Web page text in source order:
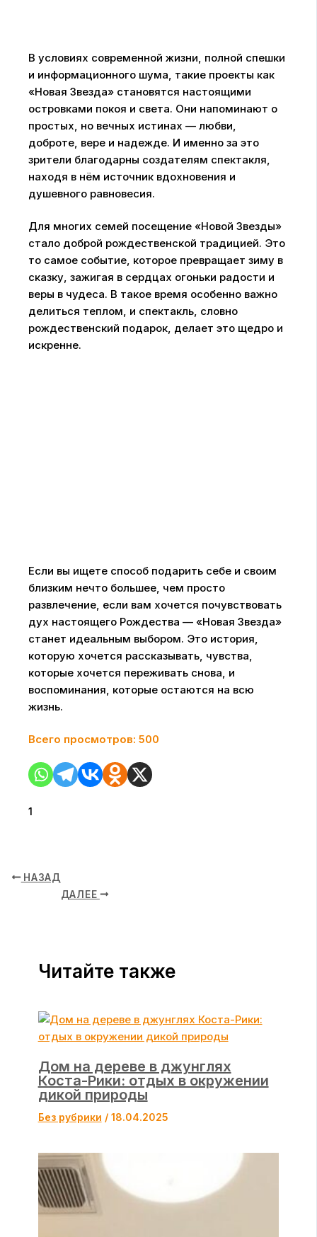
В условиях современной жизни, полной спешки
и информационного шума, такие проекты как
«Новая Звезда» становятся настоящими
островками покоя и света. Они напоминают о
простых, но вечных истинах — любви,
доброте, вере и надежде. И именно за это
зрители благодарны создателям спектакля,
находя в нём источник вдохновения и
душевного равновесия.
Для многих семей посещение «Новой Звезды»
стало доброй рождественской традицией. Это
то самое событие, которое превращает зиму в
сказку, зажигая в сердцах огоньки радости и
веры в чудеса. В такое время особенно важно
делиться теплом, и спектакль, словно
рождественский подарок, делает это щедро и
искренне.
Если вы ищете способ подарить себе и своим
близким нечто большее, чем просто
развлечение, если вам хочется почувствовать
дух настоящего Рождества — «Новая Звезда»
станет идеальным выбором. Это история,
которую хочется рассказывать, чувства,
которые хочется переживать снова, и
воспоминания, которые остаются на всю
жизнь.
Всего просмотров: 500
1
НАЗАД
ДАЛЕЕ
Читайте также
Дом на дереве в джунглях
Коста-Рики: отдых в окружении
дикой природы
Без рубрики / 18.04.2025